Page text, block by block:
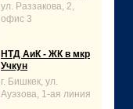
ул. Раззакова, 2,
офис 3
НТД АиК - ЖК в мкр
Учкун
г. Бишкек, ул.
Ауэзова, 1-ая линия